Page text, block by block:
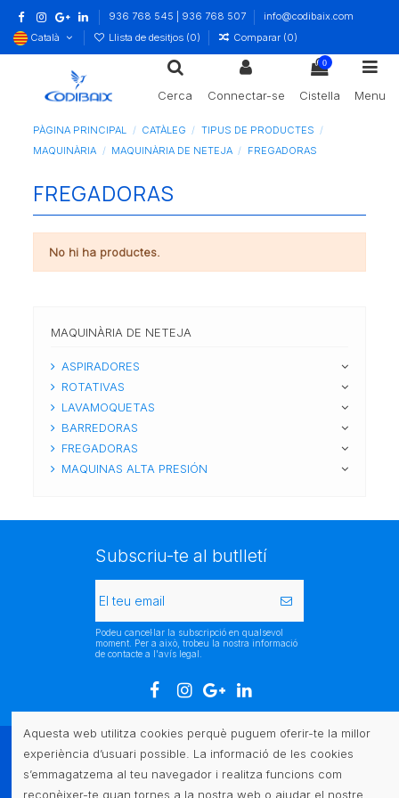
936 768 545 | 936 768 507
info@codibaix.com
Català
Llista de desitjos (0) Comparar (0)
Cerca Connectar-se
0
Cistella Menu
PÀGINA PRINCIPAL CATÀLEG
TIPUS DE PRODUCTES
MAQUINÀRIA
MAQUINÀRIA DE NETEJA FREGADORAS
FREGADORAS
No hi ha productes.
MAQUINÀRIA DE NETEJA
ASPIRADORES
ROTATIVAS
LAVAMOQUETAS
BARREDORAS
FREGADORAS
MAQUINAS ALTA PRESIÓN
Subscriu-te al butlletí
Podeu cancel·lar la subscripció en qualsevol
moment. Per a això, trobeu la nostra informació
de contacte a l'avís legal.
Atenció al client
Aquesta web utilitza cookies perquè puguem oferir-te la millor
experiència d’usuari possible. La informació de les cookies
s’emmagatzema al teu navegador i realitza funcions com
reconèixer-te quan tornes a la nostra web o ajudar el nostre